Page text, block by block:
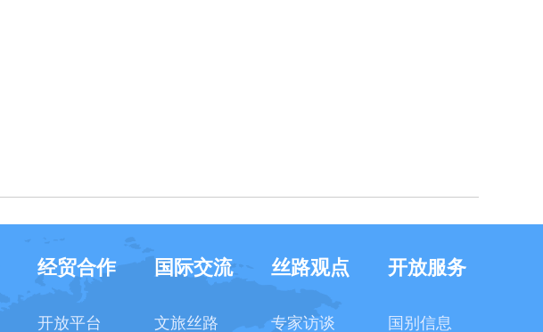
经贸合作
开放平台
国际交流
文旅丝路
丝路观点
专家访谈
开放服务
国别信息